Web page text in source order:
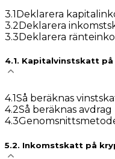
3.1Deklarera
3.2Deklarera
3.3Deklarera
4.1. Kapitalvinstskatt
4.1Så beräknas
4.2Så beräknas
4.3
5.2. Inkomstskatt på